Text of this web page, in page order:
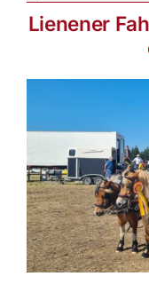
Lienener